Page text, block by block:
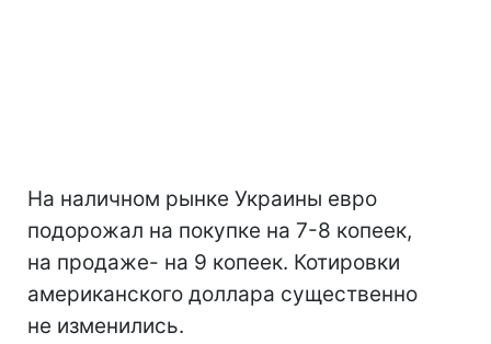
На наличном рынке Украины евро
подорожал на покупке на 7-8 копеек,
на продаже- на 9 копеек. Котировки
американского доллара существенно
не изменились.